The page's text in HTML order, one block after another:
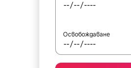
Освобождаване